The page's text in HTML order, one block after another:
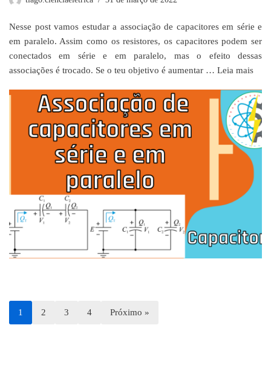
Nesse post vamos estudar a associação de capacitores em série e
em paralelo. Assim como os resistores, os capacitores podem ser
conectados em série e em paralelo, mas o efeito dessas
associações é trocado. Se o teu objetivo é aumentar … Leia mais
1 2 3 4 Próximo »